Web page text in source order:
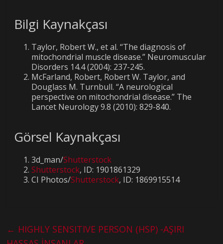
Bilgi Kaynakçası
Taylor, Robert W., et al. “The diagnosis of
mitochondrial muscle disease.” Neuromuscular
Disorders 14.4 (2004): 237-245.
McFarland, Robert, Robert W. Taylor, and
Douglass M. Turnbull. “A neurological
perspective on mitochondrial disease.” The
Lancet Neurology 9.8 (2010): 829-840.
Görsel Kaynakçası
3d_man/Shutterstock
Shutterstock, ID: 1901861329
CI Photos/Shutterstock, ID: 1869915514
← HIGHLY SENSITIVE PERSON (HSP) -AŞIRI